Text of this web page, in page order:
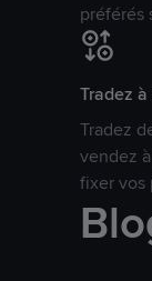
préférés
Tradez
Tradez
vendez
fixer vos